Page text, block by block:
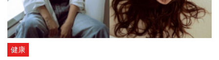
庫副執行長凌濤5日上午再度透過臉書發文，喊話應提出 9000 億元
務實軍購，與黨中央不同調，也讓外界關注是否掀起國民黨「茶壺
內風暴」。
健康